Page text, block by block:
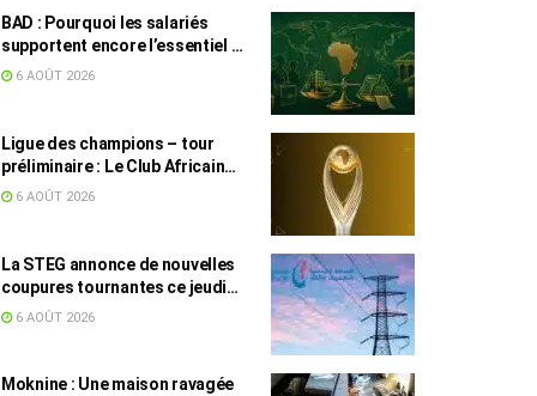
BAD : Pourquoi les salariés
supportent encore l’essentiel de
l’effort fiscal en Tunisie
6 AOÛT 2026
Ligue des champions – tour
préliminaire : Le Club Africain
face au Djoliba AC
6 AOÛT 2026
La STEG annonce de nouvelles
coupures tournantes ce jeudi
dans plusieurs régions
6 AOÛT 2026
Moknine : Une maison ravagée